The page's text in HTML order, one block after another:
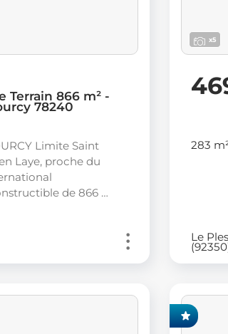
Terrain 866 m² -
78240
Limite Saint
Laye, proche du
de 866 …
x5
283
Le